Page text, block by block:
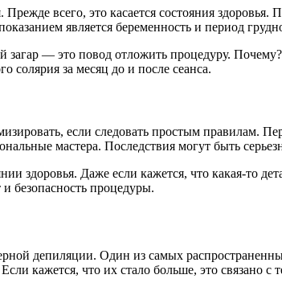
всего, это касается состояния
является беременность и период
— это повод отложить процедуру.
солярия за месяц до и после сеанса.
если следовать простым правилам.
мастера. Последствия могут быть
здоровья. Даже если кажется, что какая-то
безопасность процедуры.
депиляции. Один из самых
кажется, что их стало больше, это связано с